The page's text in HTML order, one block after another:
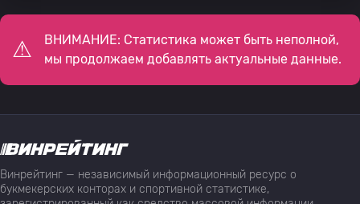
ВНИМАНИЕ: Статистика может быть неполной,
мы продолжаем добавлять актуальные данные.
Винрейтинг — независимый информационный ресурс о
букмекерских конторах и спортивной статистике,